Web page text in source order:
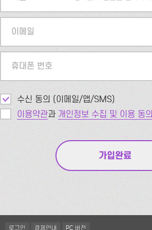
이메일
휴대폰 번호
수신 동의 (이메일/앱/SMS)
이용약관과 개인정보 수집 및 이용 동의
로그인 결제안내 PC 버전